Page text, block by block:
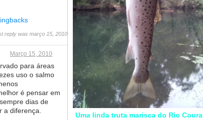
reply was março 15, 2010
Março 15, 2010
para áreas
uso o salmo
é pensar em
dias de
diferença.
Uma linda truta marisca do Rio Coura